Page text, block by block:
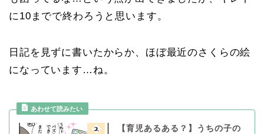
に10までで終わろうと思います。
日記を見ずに書いたからか、ほぼ最近のさくらの絵
になっています…ね。
【育児あるある？】うちの子の